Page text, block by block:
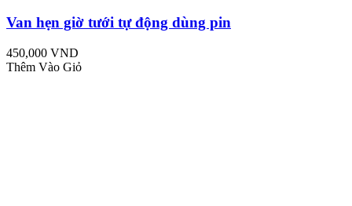
Van hẹn giờ tưới tự động dùng pin
450,000 VND
Thêm Vào Giỏ